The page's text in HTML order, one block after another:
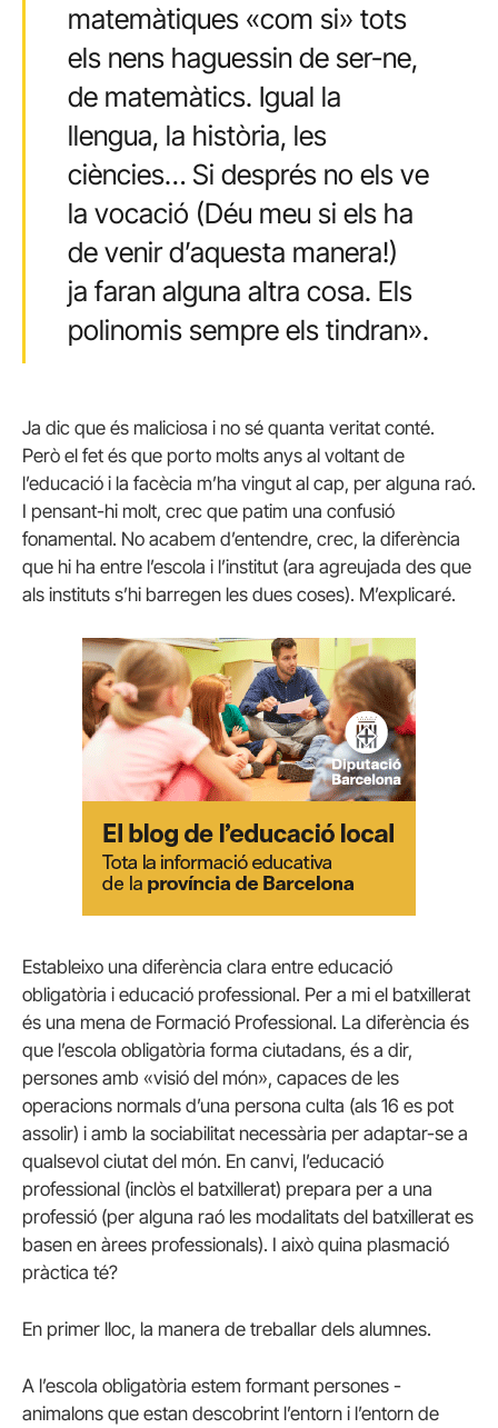
matemàtiques «com si» tots
els nens haguessin de ser-ne,
de matemàtics. Igual la
llengua, la història, les
ciències… Si després no els ve
la vocació (Déu meu si els ha
de venir d’aquesta manera!)
ja faran alguna altra cosa. Els
polinomis sempre els tindran».
Ja dic que és maliciosa i no sé quanta veritat conté.
Però el fet és que porto molts anys al voltant de
l’educació i la facècia m’ha vingut al cap, per alguna raó.
I pensant-hi molt, crec que patim una confusió
fonamental. No acabem d’entendre, crec, la diferència
que hi ha entre l’escola i l’institut (ara agreujada des que
als instituts s’hi barregen les dues coses). M’explicaré.
Estableixo una diferència clara entre educació
obligatòria i educació professional. Per a mi el batxillerat
és una mena de Formació Professional. La diferència és
que l’escola obligatòria forma ciutadans, és a dir,
persones amb «visió del món», capaces de les
operacions normals d’una persona culta (als 16 es pot
assolir) i amb la sociabilitat necessària per adaptar-se a
qualsevol ciutat del món. En canvi, l’educació
professional (inclòs el batxillerat) prepara per a una
professió (per alguna raó les modalitats del batxillerat es
basen en àrees professionals). I això quina plasmació
pràctica té?
En primer lloc, la manera de treballar dels alumnes.
A l’escola obligatòria estem formant persones -
animalons que estan descobrint l’entorn i l’entorn de